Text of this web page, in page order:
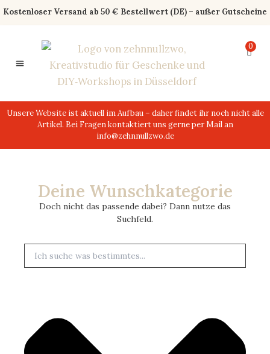
Zum
Kostenloser Versand ab 50 € Bestellwert (DE) – außer Gutscheine
0
Unsere Website ist aktuell im Aufbau – daher findet ihr noch nicht alle
Artikel. Bei Fragen kontaktiert uns gerne per Mail an
info@zehnnullzwo.de
Deine Wunschkategorie
Doch nicht das passende dabei? Dann nutze das
Suchfeld.